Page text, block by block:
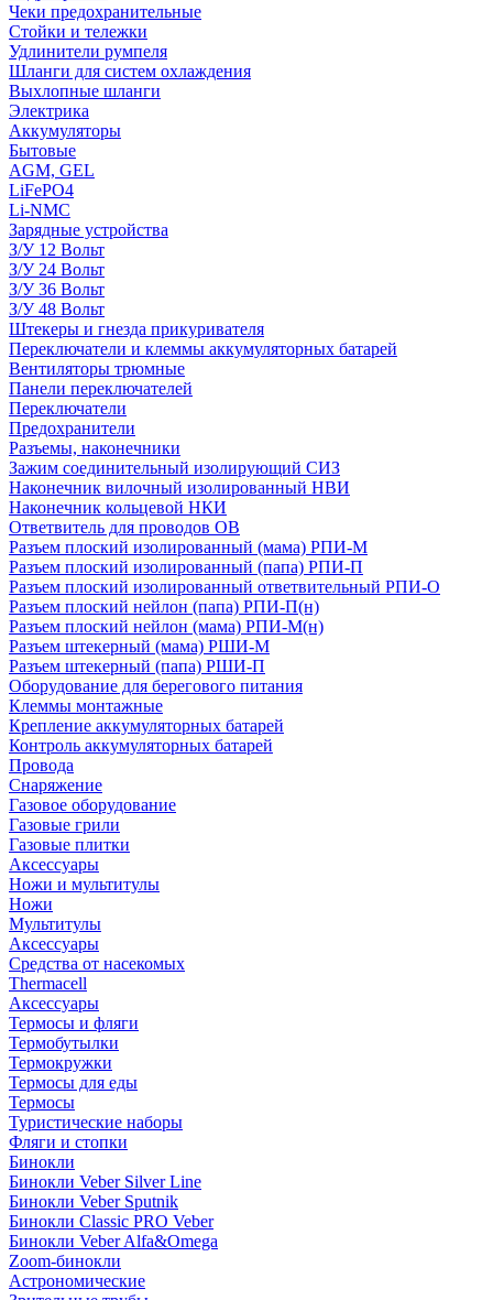
Чеки предохранительные
Стойки и тележки
Удлинители румпеля
Шланги для систем охлаждения
Выхлопные шланги
Электрика
Аккумуляторы
Бытовые
AGM, GEL
LiFePO4
Li-NMC
Зарядные устройства
З/У 12 Вольт
З/У 24 Вольт
З/У 36 Вольт
З/У 48 Вольт
Штекеры и гнезда прикуривателя
Переключатели и клеммы аккумуляторных батарей
Вентиляторы трюмные
Панели переключателей
Переключатели
Предохранители
Разъемы, наконечники
Зажим соединительный изолирующий СИЗ
Наконечник вилочный изолированный НВИ
Наконечник кольцевой НКИ
Ответвитель для проводов ОВ
Разъем плоский изолированный (мама) РПИ-М
Разъем плоский изолированный (папа) РПИ-П
Разъем плоский изолированный ответвительный РПИ-О
Разъем плоский нейлон (папа) РПИ-П(н)
Разъем плоский нейлон (мама) РПИ-М(н)
Разъем штекерный (мама) РШИ-М
Разъем штекерный (папа) РШИ-П
Оборудование для берегового питания
Клеммы монтажные
Крепление аккумуляторных батарей
Контроль аккумуляторных батарей
Провода
Снаряжение
Газовое оборудование
Газовые грили
Газовые плитки
Аксессуары
Ножи и мультитулы
Ножи
Мультитулы
Аксессуары
Средства от насекомых
Thermacell
Аксессуары
Термосы и фляги
Термобутылки
Термокружки
Термосы для еды
Термосы
Туристические наборы
Фляги и стопки
Бинокли
Бинокли Veber Silver Line
Бинокли Veber Sputnik
Бинокли Classic PRO Veber
Бинокли Veber Alfa&Omega
Zoom-бинокли
Астрономические